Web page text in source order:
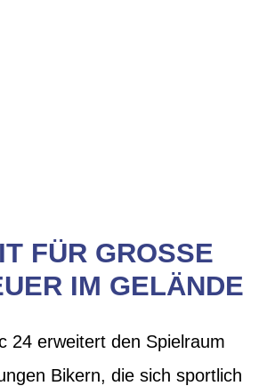
FÜR GROSSE
IM GELÄNDE
24 erweitert den Spielraum
Bikern, die sich sportlich